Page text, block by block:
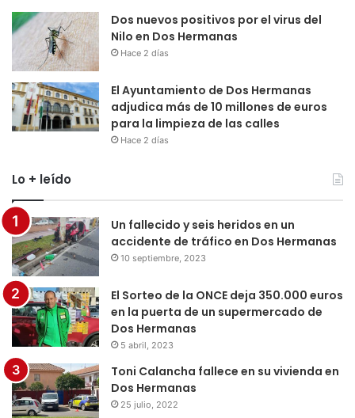
Dos nuevos positivos por el virus del
Nilo en Dos Hermanas
Hace 2 días
El Ayuntamiento de Dos Hermanas
adjudica más de 10 millones de euros
para la limpieza de las calles
Hace 2 días
Lo + leído
Un fallecido y seis heridos en un
accidente de tráfico en Dos Hermanas
10 septiembre, 2023
El Sorteo de la ONCE deja 350.000 euros
en la puerta de un supermercado de
Dos Hermanas
5 abril, 2023
Toni Calancha fallece en su vivienda en
Dos Hermanas
25 julio, 2022